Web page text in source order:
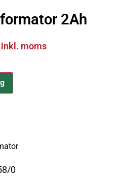
2Ah
inkl. moms
0